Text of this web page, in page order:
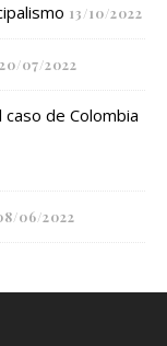
13/10/2022
20/07/2022
de Colombia
06/2022